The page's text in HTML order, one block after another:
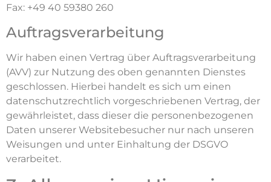
Fax: +49 40 59380 260
Auftragsverarbeitung
Wir haben einen Vertrag über Auftragsverarbeitung
(AVV) zur Nutzung des oben genannten Dienstes
geschlossen. Hierbei handelt es sich um einen
datenschutzrechtlich vorgeschriebenen Vertrag, der
gewährleistet, dass dieser die personenbezogenen
Daten unserer Websitebesucher nur nach unseren
Weisungen und unter Einhaltung der DSGVO
verarbeitet.